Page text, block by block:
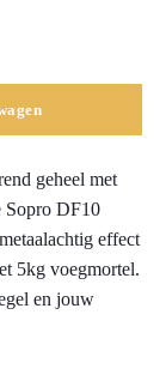
geheel met
Sopro DF10
effect
5kg voegmortel.
en jouw